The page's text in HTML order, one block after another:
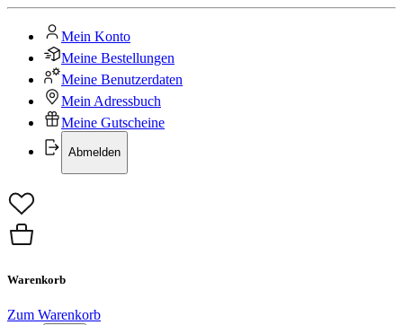
Mein Konto
Meine Bestellungen
Meine Benutzerdaten
Mein Adressbuch
Meine Gutscheine
Abmelden
Warenkorb
Zum Warenkorb